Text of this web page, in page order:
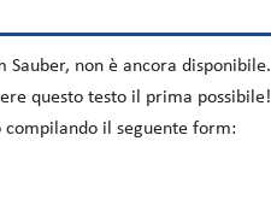
Sauber, non è ancora disponibile.
questo testo il prima possibile!
compilando il seguente form: